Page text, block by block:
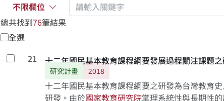
不限欄位
總共找到76筆結果
全選
勾選
21 十二年國民基本教育課程綱要發展過程關注課題
研究計畫 2018
十二年國民基本教育課程綱要之研發為台灣教育
研發。由於國家教育研究院掌理系統性與長期性